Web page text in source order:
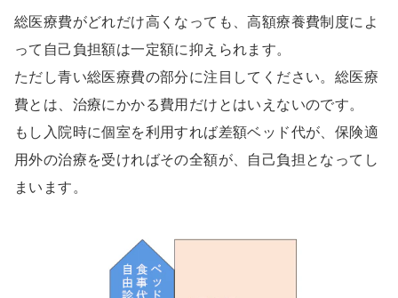
総医療費がどれだけ高くなっても、高額療養費制度によ
って自己負担額は一定額に抑えられます。
ただし青い総医療費の部分に注目してください。総医療
費とは、治療にかかる費用だけとはいえないのです。
もし入院時に個室を利用すれば差額ベッド代が、保険適
用外の治療を受ければその全額が、自己負担となってし
まいます。